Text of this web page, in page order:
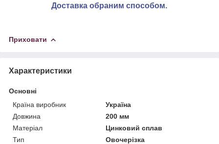
Доставка обраним способом.
Приховати
Характеристики
Основні
Країна виробник
Україна
Довжина
200 мм
Матеріал
Цинковий сплав
Тип
Овочерізка